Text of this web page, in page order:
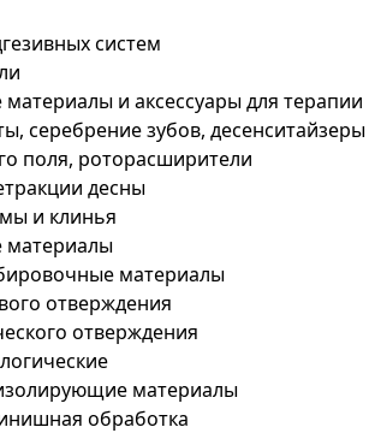
систем
и аксессуары для терапии
серебрение зубов, десенситайзеры
поля, роторасширители
десны
и клинья
материалы
отверждения
отверждения
материалы
обработка